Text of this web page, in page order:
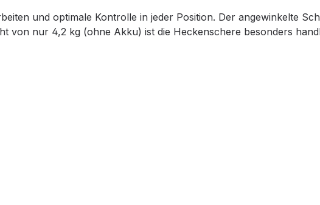
und optimale Kontrolle in jeder Position. Der angewinkelte
von nur 4,2 kg (ohne Akku) ist die Heckenschere besonders